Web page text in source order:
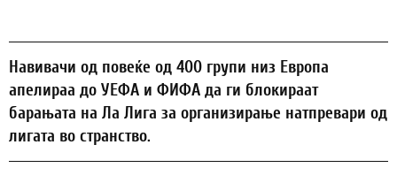
Навивачи од повеќе од 400 групи низ Европа
апелираа до УЕФА и ФИФА да ги блокираат
барањата на Ла Лига за организирање натпревари од
лигата во странство.